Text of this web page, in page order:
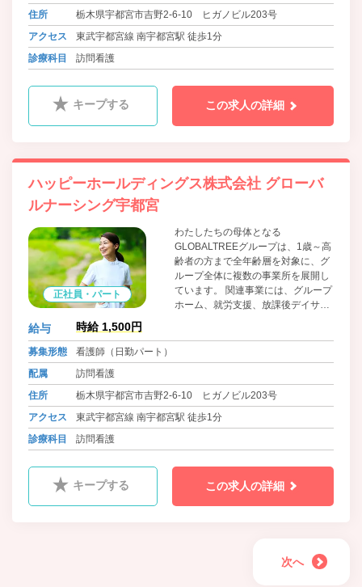
ッフも多く、サポート体制も充実し
ています♪ お気軽にお問い合わせく
ださい！
住所
栃木県宇都宮市吉野2-6-10 ヒガノビル203号
アクセス
東武宇都宮線 南宇都宮駅 徒歩1分
診療科目
訪問看護
キープする この求人の詳細
ハッピーホールディングス株式会社 グローバ
ルナーシング宇都宮
正社員・パート
わたしたちの母体となる
GLOBALTREEグループは、1歳～高
齢者の方まで全年齢層を対象に、グ
ループ全体に複数の事業所を展開し
ています。 関連事業には、グループ
ホーム、就労支援、放課後デイサー
涯のあらゆる局面でのサポート活動
ッフも多く、サポート体制も充実し
ています♪ お気軽にお問い合わせく
ださい！
給与 時給 1,500円
募集形態
看護師（日勤パート）
配属
訪問看護
住所
栃木県宇都宮市吉野2-6-10 ヒガノビル203号
アクセス
東武宇都宮線 南宇都宮駅 徒歩1分
診療科目
訪問看護
キープする この求人の詳細
次へ